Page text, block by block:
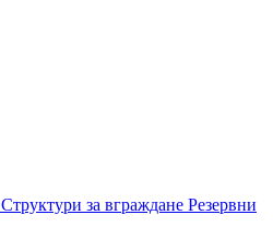
Структури за вграждане Резервни